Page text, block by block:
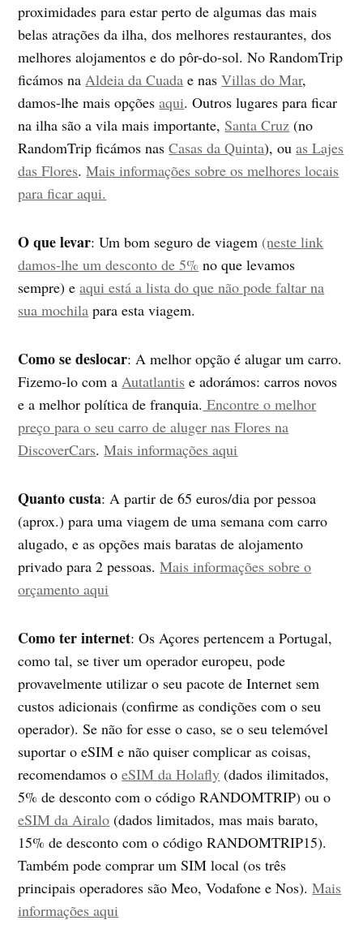
proximidades para estar perto de algumas das mais
belas atrações da ilha, dos melhores restaurantes, dos
melhores alojamentos e do pôr-do-sol. No RandomTrip
ficámos naAldeia da Cuada e nasVillas do Mar,
damos-lhe mais opçõesaqui. Outros lugares para ficar
na ilha são a vila mais importante, Santa Cruz (no
RandomTrip ficámos nasCasas da Quinta), ouas Lajes
das Flores.Mais informações sobre os melhores locais
para ficar aqui.
O que levar: Um bom seguro de viagem (neste link
damos-lhe um desconto de 5% no que levamos
sempre) eaqui está a lista do que não pode faltar na
sua mochila para esta viagem.
Como se deslocar: A melhor opção é alugar um carro.
Fizemo-lo com aAutatlantis e adorámos: carros novos
e a melhor política de franquia. Encontre o melhor
preço para o seu carro de aluger nas Flores na
DiscoverCars.Mais informações aqui
Quanto custa: A partir de 65 euros/dia por pessoa
(aprox.) para uma viagem de uma semana com carro
alugado, e as opções mais baratas de alojamento
privado para 2 pessoas.Mais informações sobre o
orçamento aqui
Como ter internet: Os Açores pertencem a Portugal,
como tal, se tiver um operador europeu, pode
provavelmente utilizar o seu pacote de Internet sem
custos adicionais (confirme as condições com o seu
operador). Se não for esse o caso, se o seu telemóvel
suportar o eSIM e não quiser complicar as coisas,
recomendamos oeSIM da Holafly (dados ilimitados,
5% de desconto com o código RANDOMTRIP) ou o
eSIM da Airalo (dados limitados, mas mais barato,
15% de desconto com o código RANDOMTRIP15).
Também pode comprar um SIM local (os três
principais operadores são Meo, Vodafone e Nos).Mais
informações aqui